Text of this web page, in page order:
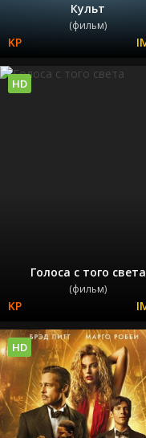
Культ
(фильм)
Голоса с того света
(фильм)
HD
HD